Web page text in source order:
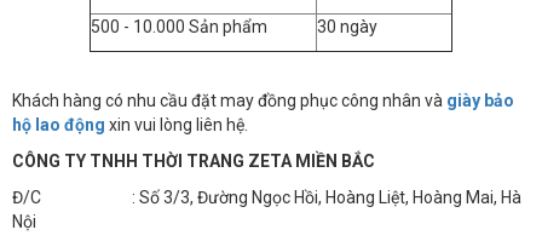
500 - 10.000 Sản phẩm
30 ngày
Khách hàng có nhu cầu đặt may đồng phục công nhân và giày bảo
hộ lao động xin vui lòng liên hệ.
CÔNG TY TNHH THỜI TRANG ZETA MIỀN BẮC
Đ/C : Số 3/3, Đường Ngọc Hồi, Hoàng Liệt, Hoàng Mai, Hà
Nội